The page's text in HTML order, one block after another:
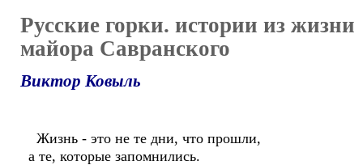
Русские горки. истории из жизни
майора Савранского
Виктор Ковыль
Жизнь - это не те дни, что прошли,
а те, которые запомнились.